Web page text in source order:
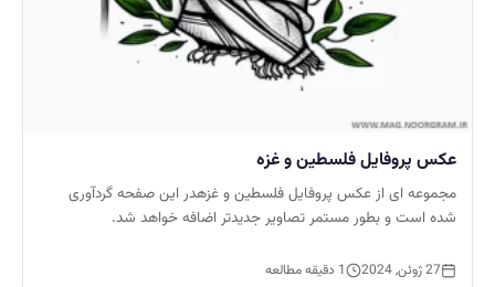
عکس پروفایل فلسطین و غزه
مجموعه ای از عکس پروفایل فلسطین و غزهدر این صفحه گردآوری
شده است و بطور مستمر تصاویر جدیدتر اضافه خواهد شد.
27 ژوئن, 2024 1 دقیقه مطالعه